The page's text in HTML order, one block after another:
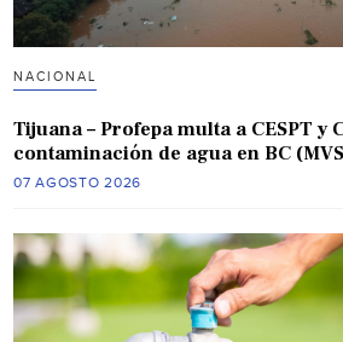
NACIONAL
Tijuana – Profepa multa a CESPT y
contaminación de agua en BC
07 AGOSTO 2026